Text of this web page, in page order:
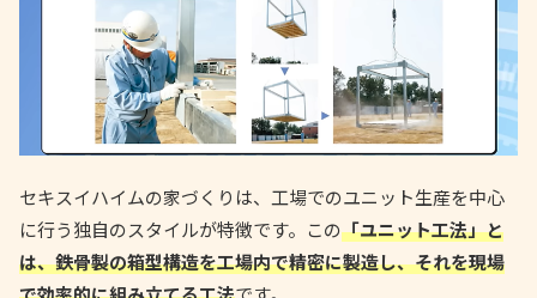
セキスイハイムの家づくりは、工場でのユニット生産を中心
に行う独自のスタイルが特徴です。この「ユニット工法」と
は、鉄骨製の箱型構造を工場内で精密に製造し、それを現場